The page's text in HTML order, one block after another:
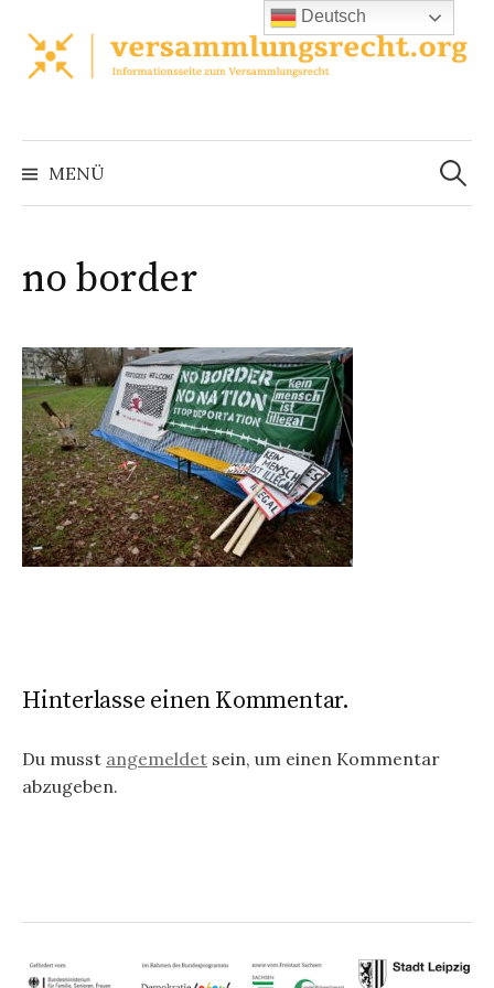
Inhalt
überspringen
MENÜ
Suchen
nach:
no border
Hinterlasse einen Kommentar.
Du musst angemeldet sein, um einen Kommentar
abzugeben.
Deutsch